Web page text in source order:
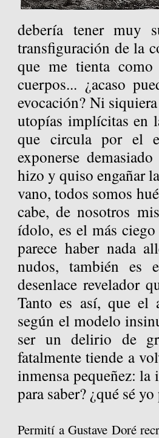
debería tener muy
transfiguración de la
que me tienta
cuerpos... ¿acaso
evocación? Ni
utopías implícitas en
que circula por el
exponerse
hizo y quiso engañar
vano, todos somos
cabe, de nosotros
ídolo, es el más
parece haber nada
nudos, también es
desenlace revelador
Tanto es así, que el
según el modelo
ser un delirio de
fatalmente tiende a
inmensa pequeñez: la
para saber? ¿qué sé yo
Permití a Gustave Doré